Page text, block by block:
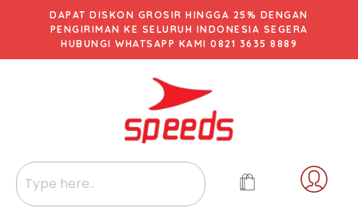
DAPAT DISKON GROSIR HINGGA 25% DENGAN
PENGIRIMAN KE SELURUH INDONESIA SEGERA
HUBUNGI WHATSAPP KAMI 0821 3635 8889